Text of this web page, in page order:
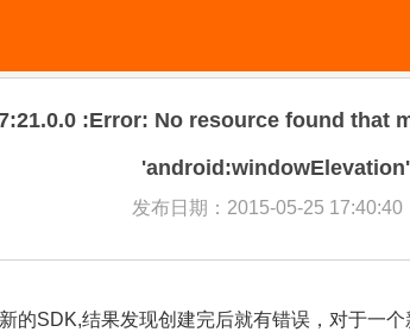
:Error: No resource found that
'android:windowElevation'
发布日期：2015-05-25 17:40:40
的SDK,结果发现创建完后就有错误，对于一个